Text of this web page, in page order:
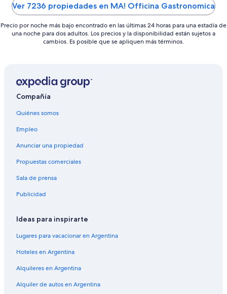
Ver 7236 propiedades en MA! Officina Gastronomica
Precio por noche más bajo encontrado en las últimas 24 horas para una estadía de
una noche para dos adultos. Los precios y la disponibilidad están sujetos a
cambios. Es posible que se apliquen más términos.
Compañía
Quiénes somos
Empleo
Anunciar una propiedad
Propuestas comerciales
Sala de prensa
Publicidad
Ideas para inspirarte
Lugares para vacacionar en Argentina
Hoteles en Argentina
Alquileres en Argentina
Alquiler de autos en Argentina